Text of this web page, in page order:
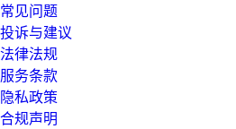
常见问题
投诉与建议
法律法规
服务条款
隐私政策
合规声明